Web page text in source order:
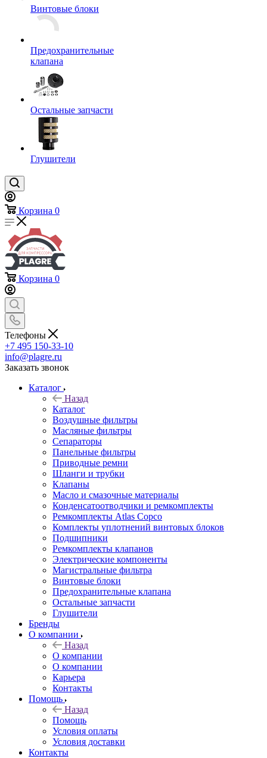
Винтовые блоки
Предохранительные
клапана
Остальные запчасти
Глушители
Корзина 0
Корзина 0
Телефоны
+7 495 150-33-10
info@plagre.ru
Заказать звонок
Каталог
Назад
Каталог
Воздушные фильтры
Масляные фильтры
Сепараторы
Панельные фильтры
Приводные ремни
Шланги и трубки
Клапаны
Масло и смазочные материалы
Конденсатоотводчики и ремкомплекты
Ремкомплекты Atlas Copco
Комплекты уплотнений винтовых блоков
Подшипники
Ремкомплекты клапанов
Электрические компоненты
Магистральные фильтра
Винтовые блоки
Предохранительные клапана
Остальные запчасти
Глушители
Бренды
О компании
Назад
О компании
О компании
Карьера
Контакты
Помощь
Назад
Помощь
Условия оплаты
Условия доставки
Контакты